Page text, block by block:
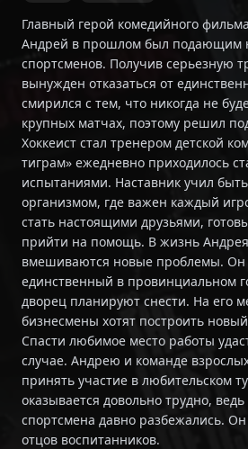
Главный герой комедийного
Андрей в прошлом был подающим
спортсменов. Получив серьезную
вынужден отказаться от
смирился с тем, что никогда не
крупных матчах, поэтому решил
Хоккеист стал тренером детской
тиграм» ежедневно приходилось
испытаниями. Наставник учил
организмом, где важен каждый
стать настоящими друзьями,
прийти на помощь. В жизнь
вмешиваются новые проблемы. Он
единственный в провинциальном
дворец планируют снести. На его
бизнесмены хотят построить
Спасти любимое место работы
случае. Андрею и команде
принять участие в любительском
оказывается довольно трудно,
спортсмена давно разбежались.
отцов воспитанников.